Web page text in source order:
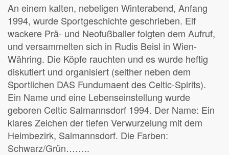
An einem kalten, nebeligen Winterabend, Anfang
1994, wurde Sportgeschichte geschrieben. Elf
wackere Prä- und Neofußballer folgten dem Aufruf,
und versammelten sich in Rudis Beisl in Wien-
Währing. Die Köpfe rauchten und es wurde heftig
diskutiert und organisiert (seither neben dem
Sportlichen DAS Fundumaent des Celtic-Spirits).
Ein Name und eine Lebenseinstellung wurde
geboren Celtic Salmannsdorf 1994. Der Name: Ein
klares Zeichen der tiefen Verwurzelung mit dem
Heimbezirk, Salmannsdorf. Die Farben:
Schwarz/Grün……..